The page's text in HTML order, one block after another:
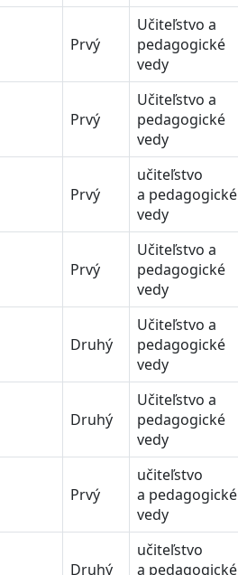
Prvý
Učiteľstvo a
pedagogické
vedy
Prvý
Učiteľstvo a
pedagogické
vedy
Prvý
učiteľstvo
a pedagogické
vedy
Prvý
Učiteľstvo a
pedagogické
vedy
Druhý
Učiteľstvo a
pedagogické
vedy
Druhý
Učiteľstvo a
pedagogické
vedy
Prvý
učiteľstvo
a pedagogické
vedy
Druhý
učiteľstvo
a pedagogické